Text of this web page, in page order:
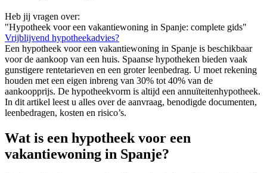
Heb jij vragen over:
"Hypotheek voor een vakantiewoning in Spanje: complete gids"
Vrijblijvend hypotheekadvies?
Een hypotheek voor een vakantiewoning in Spanje is beschikbaar
voor de aankoop van een huis. Spaanse hypotheken bieden vaak
gunstigere rentetarieven en een groter leenbedrag. U moet rekening
houden met een eigen inbreng van 30% tot 40% van de
aankoopprijs. De hypotheekvorm is altijd een annuïteitenhypotheek.
In dit artikel leest u alles over de aanvraag, benodigde documenten,
leenbedragen, kosten en risico’s.
Wat is een hypotheek voor een
vakantiewoning in Spanje?